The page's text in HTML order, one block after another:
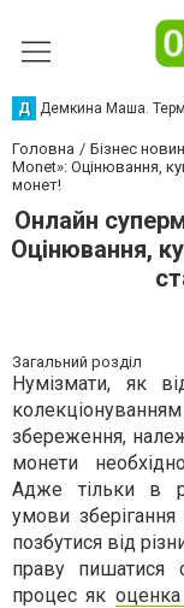
Д Демкина Маша.
Головна Бізнес
Monet»: Оцінювання,
монет!
Онлайн
Оцінювання,
Загальний розділ
Нумізмати, як
збереження,
монети
Адже тільки в
умови
позбутися від
праву пишатися
процес як